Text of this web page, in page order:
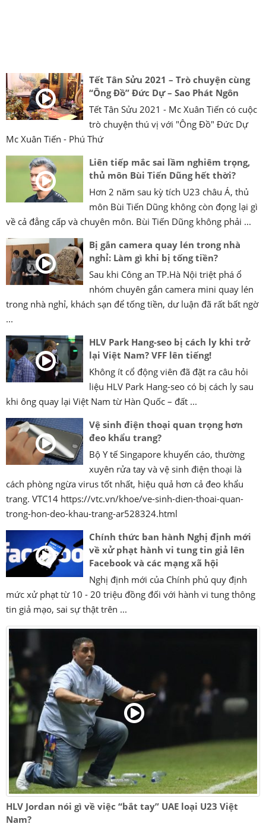
Tết Tân Sửu 2021 – Trò chuyện cùng
“Ông Đồ” Đức Dự – Sao Phát Ngôn
Tết Tân Sửu 2021 - Mc Xuân Tiến có cuộc
trò chuyện thú vị với "Ông Đồ" Đức Dự
Mc Xuân Tiến - Phú Thứ
Liên tiếp mắc sai lầm nghiêm trọng,
thủ môn Bùi Tiến Dũng hết thời?
Hơn 2 năm sau kỳ tích U23 châu Á, thủ
môn Bùi Tiến Dũng không còn đọng lại gì
về cả đẳng cấp và chuyên môn. Bùi Tiến Dũng không phải ...
Bị gắn camera quay lén trong nhà
nghỉ: Làm gì khi bị tống tiền?
Sau khi Công an TP.Hà Nội triệt phá ổ
nhóm chuyên gắn camera mini quay lén
trong nhà nghỉ, khách sạn để tống tiền, dư luận đã rất bất ngờ
...
HLV Park Hang-seo bị cách ly khi trở
lại Việt Nam? VFF lên tiếng!
Không ít cổ động viên đã đặt ra câu hỏi
liệu HLV Park Hang-seo có bị cách ly sau
khi ông quay lại Việt Nam từ Hàn Quốc – đất ...
Vệ sinh điện thoại quan trọng hơn
đeo khẩu trang?
Bộ Y tế Singapore khuyến cáo, thường
xuyên rửa tay và vệ sinh điện thoại là
cách phòng ngừa virus tốt nhất, hiệu quả hơn cả đeo khẩu
trang. VTC14 https://vtc.vn/khoe/ve-sinh-dien-thoai-quan-
trong-hon-deo-khau-trang-ar528324.html
Chính thức ban hành Nghị định mới
về xử phạt hành vi tung tin giả lên
Facebook và các mạng xã hội
Nghị định mới của Chính phủ quy định
mức xử phạt từ 10 - 20 triệu đồng đối với hành vi tung thông
tin giả mạo, sai sự thật trên ...
HLV Jordan nói gì về việc “bắt tay” UAE loại U23 Việt
Nam?